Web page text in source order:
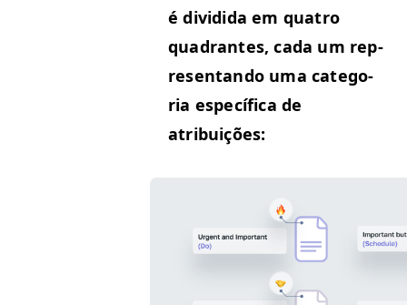
é divi­di­da em qua­tro
quad­rantes, cada um rep­
re­sen­tan­do uma cat­e­go­
ria especí­fi­ca de
atribuições: